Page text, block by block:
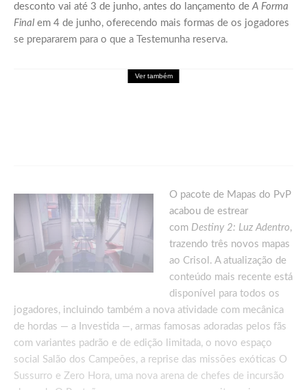
desconto vai até 3 de junho, antes do lançamento de A Forma
Final em 4 de junho, oferecendo mais formas de os jogadores
se prepararem para o que a Testemunha reserva.
Ver também
O pacote de Mapas do PvP
acabou de estrear
com Destiny 2: Luz Adentro,
trazendo três novos mapas
ao Crisol. A atualização de
conteúdo mais recente está
disponível para todos os
jogadores, incluindo também a nova atividade com mecânica
de hordas — a Investida —, armas famosas adoradas pelos fãs
com variantes padrão e de edição limitada, o novo espaço
social Salão dos Campeões, a reprise das missões exóticas O
Sussurro e Zero Hora, uma nova arena de chefes de incursão